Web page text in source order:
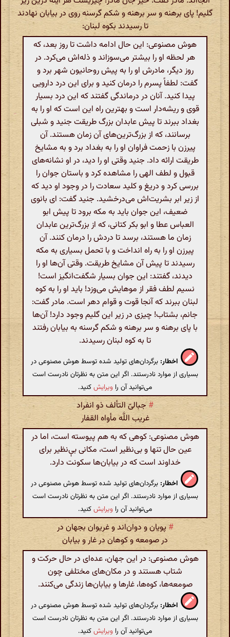
گلیم! پای برهنه و سر برهنه و شکم گرسنه روی در بیابان نهادند
تا رسیدند بکوه لبنان:
هوش مصنوعی: این حال ادامه داشت تا روز بعد، که
هر لحظه او را بیشتر می‌سوزاند و ذله‌اش می‌کرد. در
روز دیگر، مادرش او را به پیش روحانیون شهر برد و
گفت: لطفاً پسرم را درمان کنید و برای این درد دارویی
پیدا کنید. آنان در درماندگی گفتند که این درد بسیار
قوی و ریشه‌دار است و بهترین راه این است که او را به
بغداد ببرند تا پیش عابدان بزرگ طریقت جنید و شبلی
برسانند، که از بزرگ‌ترین‌های آن زمان هستند. آن
پیرزن با زحمت فراوان او را به بغداد برد و به مشایخ
طریقت ارائه داد. جنید وقتی او را دید، در او نشانه‌های
قبول و لطف الهی را مشاهده کرد و باستان جوان را
بررسی کرد و دریغ و کلید سعادت را در وجود او دید که
از زیر ابر بشریت‌اش می‌درخشید. جنید گفت: ای بانوی
ضعیف، این جوان باید به مکه برود تا پیش ابو
العباس عطا و ابو بکر کتانی، که از بزرگ‌ترین عابدان
زمان ما هستند، برسد تا دردش را درمان کنند. آن
پیرزن او را به راه انداخت و با تحمل بسیاری به مکه
رسیدند تا پیش آن مشایخ طریقت. وقتی آن‌ها او را
دیدند، گفتند: این جوان بسیار شگفت‌انگیز است!
نسیم لطف فقر از موهایش می‌وزد! باید او را به کوه
لبنان ببرند که آنجا قوت و قوام دهر است. مادر گفت:
جانم، بشتاب! چیزی در زیر این گلیم وجود دارد! آن‌ها
با پای برهنه و سر برهنه و شکم گرسنه به بیابان رفتند
تا به کوه لبنان رسیدند.
اخطار: برگردان‌های تولید شده توسط هوش مصنوعی در
بسیاری از موارد نادرستند. اگر این متن به نظرتان نادرست است
می‌توانید آن را ویرایشکنید.
#جبالیّ التألف ذو انفراد
غریب اللَّه مأواه القفار
هوش مصنوعی: کوهی که به هم پیوسته است، اما در
عین حال تنها و بی‌نظیر است، مکانی بې‌نظیر برای
خداوند است که در بیابان‌ها سکونت دارد.
اخطار: برگردان‌های تولید شده توسط هوش مصنوعی در
بسیاری از موارد نادرستند. اگر این متن به نظرتان نادرست است
می‌توانید آن را ویرایشکنید.
# پویان و دوان‌اند و غریوان بجهان در
در صومعه و کوهان در غار و بیابان
هوش مصنوعی: در این جهان، عده‌ای در حال حرکت و
شتاب هستند و در مکان‌های مختلفی چون
صومعه‌ها، کوه‌ها، غارها و بیابان‌ها زندگی می‌کنند.
اخطار: برگردان‌های تولید شده توسط هوش مصنوعی در
بسیاری از موارد نادرستند. اگر این متن به نظرتان نادرست است
می‌توانید آن را ویرایشکنید.